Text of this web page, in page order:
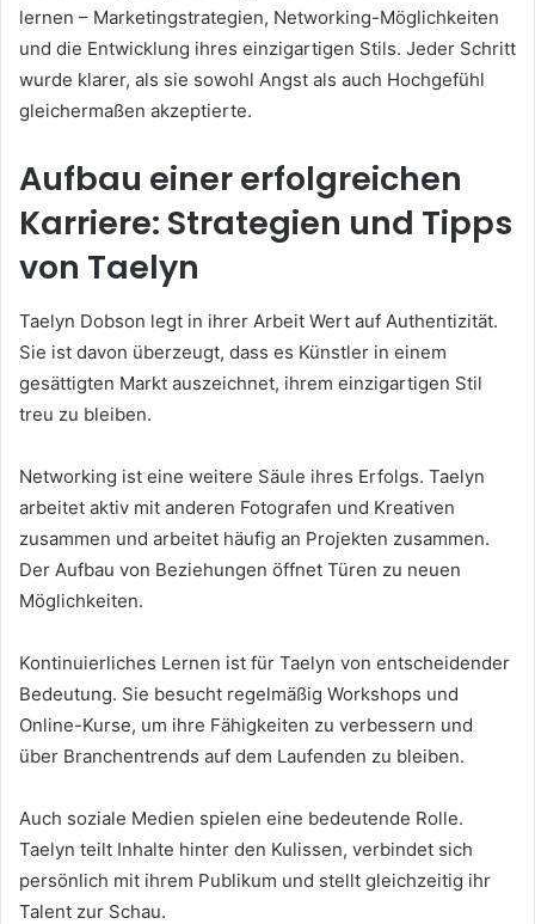
lernen – Marketingstrategien, Networking-Möglichkeiten
und die Entwicklung ihres einzigartigen Stils. Jeder Schritt
wurde klarer, als sie sowohl Angst als auch Hochgefühl
gleichermaßen akzeptierte.
Aufbau einer erfolgreichen
Karriere: Strategien und Tipps
von Taelyn
Taelyn Dobson legt in ihrer Arbeit Wert auf Authentizität.
Sie ist davon überzeugt, dass es Künstler in einem
gesättigten Markt auszeichnet, ihrem einzigartigen Stil
treu zu bleiben.
Networking ist eine weitere Säule ihres Erfolgs. Taelyn
arbeitet aktiv mit anderen Fotografen und Kreativen
zusammen und arbeitet häufig an Projekten zusammen.
Der Aufbau von Beziehungen öffnet Türen zu neuen
Möglichkeiten.
Kontinuierliches Lernen ist für Taelyn von entscheidender
Bedeutung. Sie besucht regelmäßig Workshops und
Online-Kurse, um ihre Fähigkeiten zu verbessern und
über Branchentrends auf dem Laufenden zu bleiben.
Auch soziale Medien spielen eine bedeutende Rolle.
Taelyn teilt Inhalte hinter den Kulissen, verbindet sich
persönlich mit ihrem Publikum und stellt gleichzeitig ihr
Talent zur Schau.